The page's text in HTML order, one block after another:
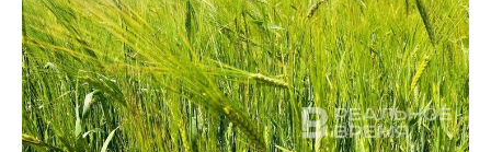
НЕФТЬ
ОПК
ЭНЕРГЕТИКА
РОЗНИЧНАЯ ТОРГОВЛЯ
ТРАНСПОРТ
УСЛУГИ
НОВОСТИ ТЕХНОЛОГИЙ
IT
МЕДИА
МЕРОПРИЯТИЯ
НОВОСТИ МЕРОПРИЯТИЙ
ВЫЕЗДНАЯ РЕДАКЦИЯ
СПОРТ
НОВОСТИ СПОРТА
ОБЩЕСТВО